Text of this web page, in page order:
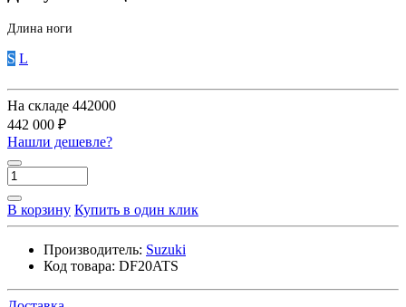
Длина ноги
S L
На складе 442000
442 000 ₽
Нашли дешевле?
В корзину Купить в один клик
Производитель: Suzuki
Код товара: DF20ATS